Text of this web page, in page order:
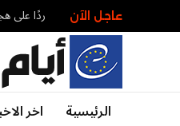
عاجل الآن
الرئيسية اخر